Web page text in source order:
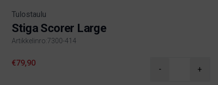
Tulostaulu
Stiga Scorer Large
Artikkelinro:7300-414
Product information
€79,90
- +